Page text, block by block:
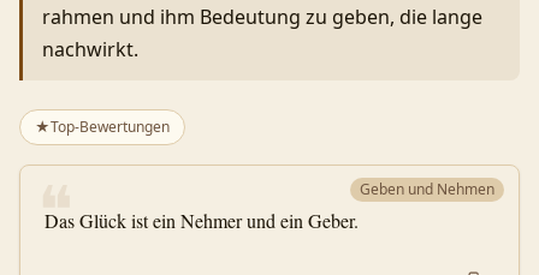
rahmen und ihm Bedeutung zu geben, die lange
nachwirkt.
★Top-Bewertungen
Geben und Nehmen
❝
Das Glück ist ein Nehmer und ein Geber.